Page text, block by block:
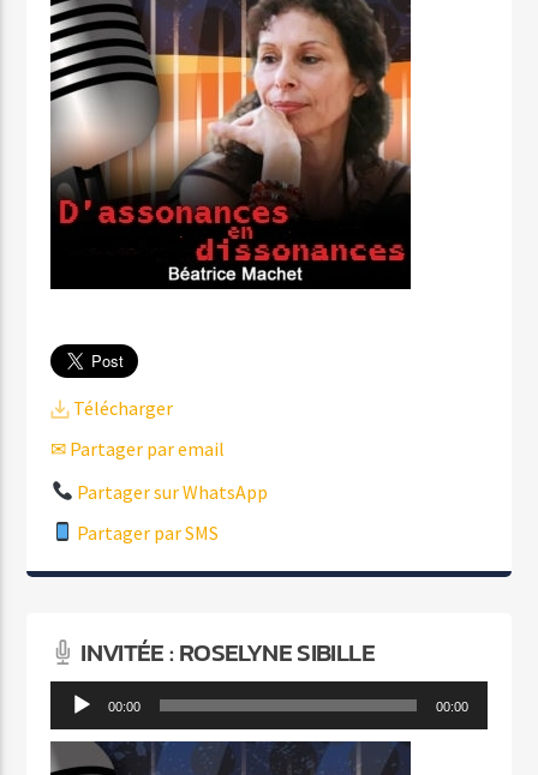
Télécharger
✉ Partager par email
Partager sur WhatsApp
Partager par SMS
INVITÉE : ROSELYNE SIBILLE
Lecteur 00:00 00:00